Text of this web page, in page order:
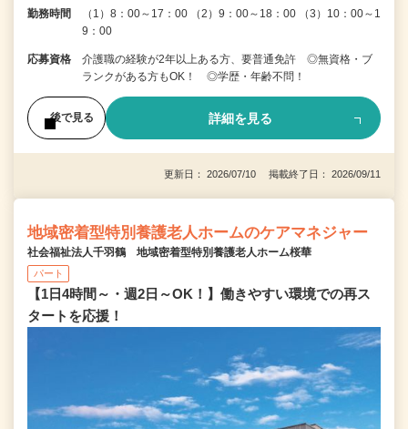
勤務時間
（1）8：00～17：00 （2）9：00～18：00 （3）10：00～1
9：00
応募資格
介護職の経験が2年以上ある方、要普通免許 ◎無資格・ブ
ランクがある方もOK！ ◎学歴・年齢不問！
後で見る 詳細を見る
更新日： 2026/07/10 掲載終了日： 2026/09/11
地域密着型特別養護老人ホームのケアマネジャー
社会福祉法人千羽鶴 地域密着型特別養護老人ホーム桜華
パート
【1日4時間～・週2日～OK！】働きやすい環境での再ス
タートを応援！